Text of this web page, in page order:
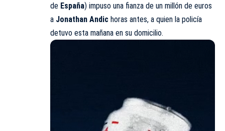
de España) impuso una fianza de un millón de euros
a Jonathan Andic horas antes, a quien la policía
detuvo esta mañana en su domicilio.